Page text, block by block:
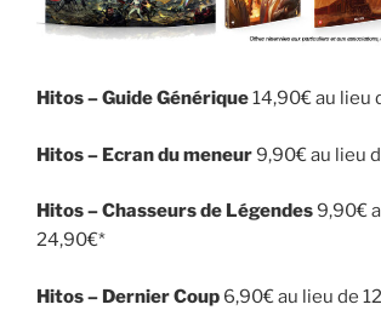
Hitos – Guide Générique14,90€ au lieu
Hitos – Ecran du meneur9,90€ au lieu
Hitos – Chasseurs de Légendes9,90€
24,90€*
Hitos – Dernier Coup 6,90€ au lieu de